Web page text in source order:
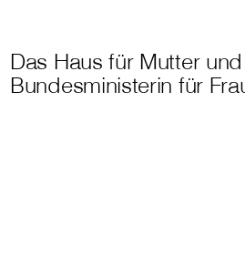
Das Haus für Mutter
Bundesministerin für